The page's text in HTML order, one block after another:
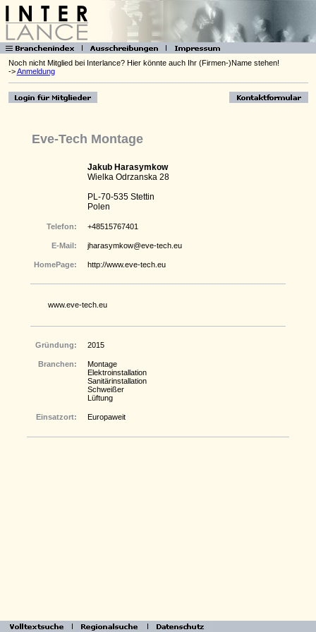
Noch nicht Mitglied bei Interlance? Hier könnte auch Ihr (Firmen-)Name stehen!
->Anmeldung
Eve-Tech Montage
Jakub Harasymkow
Wielka Odrzanska 28
PL-70-535 Stettin
Polen
Telefon: +48515767401
E-Mail: jharasymkow@eve-tech.eu
HomePage: http://www.eve-tech.eu
www.eve-tech.eu
Gründung: 2015
Branchen:
Montage
Elektroinstallation
Sanitärinstallation
Schweißer
Lüftung
Einsatzort: Europaweit